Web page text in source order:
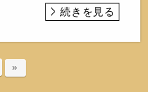
続きを見る
»